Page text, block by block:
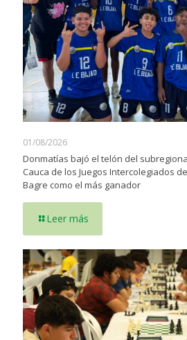
01/08/2026
Donmatías bajó el telón del
Cauca de los Juegos Intercolegiados
Bagre como el más ganador
Leer más